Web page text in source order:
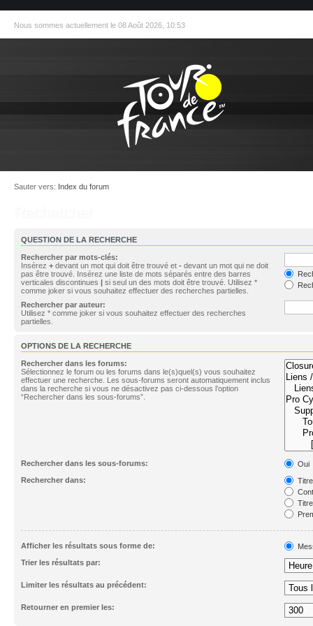
Nous sommes actuellement le 08 Août 2026, 10:53
Sauter vers: Index du forum
QUESTION DE LA RECHERCHE
Rechercher par mots-clés:
Insérez + devant un mot qui doit être trouvé et - devant un mot qui ne doit
pas être trouvé. Insérez une liste de mots séparés entre des barres
verticales discontinues | si seul un des mots doit être trouvé. Utilisez *
comme joker si vous souhaitez effectuer des recherches partielles.
Rechercher par auteur:
Utilisez * comme joker si vous souhaitez effectuer des recherches
partielles.
OPTIONS DE LA RECHERCHE
Rechercher dans les forums:
Sélectionnez le forum ou les forums dans le(s)quel(s) vous souhaitez
effectuer une recherche. Les sous-forums seront automatiquement inclus
dans la recherche si vous ne désactivez pas ci-dessous l’option
“Rechercher dans les sous-forums”.
Rechercher dans les sous-forums:
Oui
Rechercher dans:
Afficher les résultats sous forme de:
Trier les résultats par:
Limiter les résultats au précédent:
Retourner en premier les: